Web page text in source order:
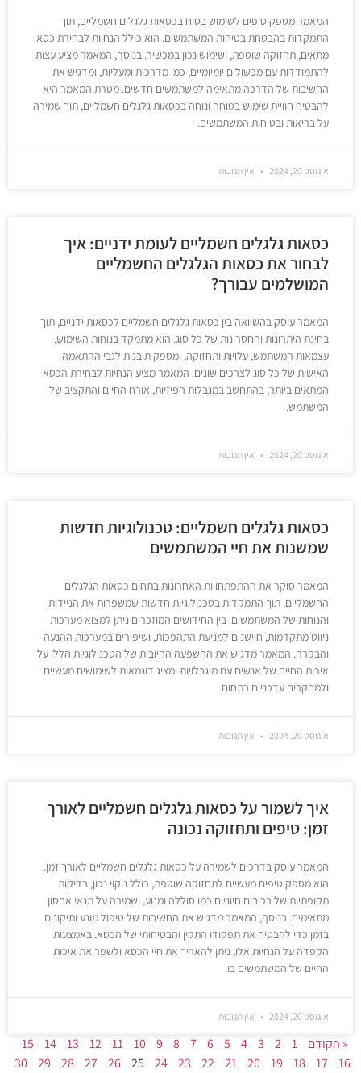
המאמר מספק טיפים לשימוש בטוח בכסאות גלגלים חשמליים, תוך
התמקדות בהבטחת בטיחות המשתמשים. הוא כולל הנחיות לבחירת כסא
מתאים, תחזוקה שוטפת, ושימוש נכון במכשיר. בנוסף, המאמר מציע עצות
להתמודדות עם מכשולים יומיומיים, כמו מדרכות ומעליות, ומדגיש את
החשיבות של הדרכה מתאימה למשתמשים חדשים. מטרת המאמר היא
להבטיח חוויית שימוש בטוחה ונוחה בכסאות גלגלים חשמליים, תוך שמירה
על בריאות ובטיחות המשתמשים.
אוגוסט 20, 2024 אין תגובות
כסאות גלגלים חשמליים לעומת ידניים: איך
לבחור את כסאות הגלגלים החשמליים
המושלמים עבורך?
המאמר עוסק בהשוואה בין כסאות גלגלים חשמליים לכסאות ידניים, תוך
בחינת היתרונות והחסרונות של כל סוג. הוא מתמקד בנוחות השימוש,
עצמאות המשתמש, עלויות ותחזוקה, ומספק תובנות לגבי ההתאמה
האישית של כל סוג לצרכים שונים. המאמר מציע הנחיות לבחירת הכסא
המתאים ביותר, בהתחשב במגבלות הפיזיות, אורח החיים והתקציב של
המשתמש.
אוגוסט 20, 2024 אין תגובות
כסאות גלגלים חשמליים: טכנולוגיות חדשות
שמשנות את חיי המשתמשים
המאמר סוקר את ההתפתחויות האחרונות בתחום כסאות הגלגלים
החשמליים, תוך התמקדות בטכנולוגיות חדשות שמשפרות את הניידות
והנוחות של המשתמשים. בין החידושים המוזכרים ניתן למצוא מערכות
ניווט מתקדמות, חיישנים למניעת התהפכות, ושיפורים במערכות ההנעה
והבקרה. המאמר מדגיש את ההשפעה החיובית של הטכנולוגיות הללו על
איכות החיים של אנשים עם מוגבלויות ומציג דוגמאות לשימושים מעשיים
ולמחקרים עדכניים בתחום.
אוגוסט 20, 2024 אין תגובות
איך לשמור על כסאות גלגלים חשמליים לאורך
זמן: טיפים ותחזוקה נכונה
המאמר עוסק בדרכים לשמירה על כסאות גלגלים חשמליים לאורך זמן.
הוא מספק טיפים מעשיים לתחזוקה שוטפת, כולל ניקוי נכון, בדיקות
תקופתיות של רכיבים חיוניים כמו סוללה ומנוע, ושמירה על תנאי אחסון
מתאימים. בנוסף, המאמר מדגיש את החשיבות של טיפול מונע ותיקונים
בזמן כדי להבטיח את תפקודו התקין והבטיחותי של הכסא. באמצעות
הקפדה על הנחיות אלו, ניתן להאריך את חיי הכסא ולשפר את איכות
החיים של המשתמשים בו.
אוגוסט 20, 2024 אין תגובות
« הקודם 1
2
3
4
5
6
7
8
9
10
11
12
13
14
15
16
17
18
19
20
21
22
23
24
25
26
27
28
29
30